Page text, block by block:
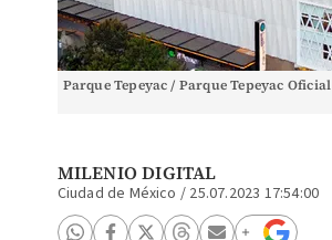
Parque Tepeyac / Parque Tepeyac Oficial
MILENIO DIGITAL
Ciudad de México / 25.07.2023 17:54:00